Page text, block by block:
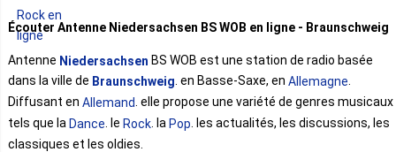
Écouter Antenne Niedersachsen BS WOB en ligne - Braunschweig
Antenne Niedersachsen BS WOB est une station de radio basée
dans la ville de Braunschweig. en Basse-Saxe, en Allemagne.
Diffusant en Allemand . elle propose une variété de genres musicaux
tels que la Dance . le Rock . la Pop . les actualités, les discussions, les
classiques et les oldies.